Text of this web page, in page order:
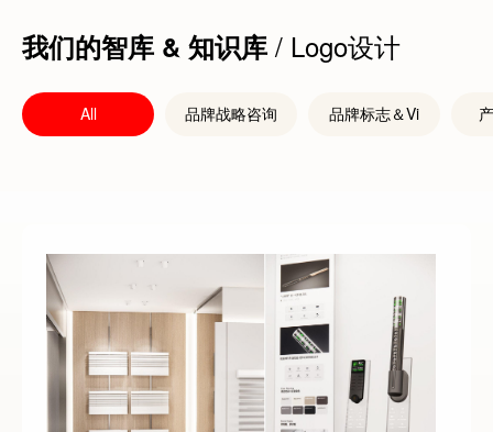
我们的智库 & 知识库 / Logo设计
All 品牌战略咨询 品牌标志＆Vi